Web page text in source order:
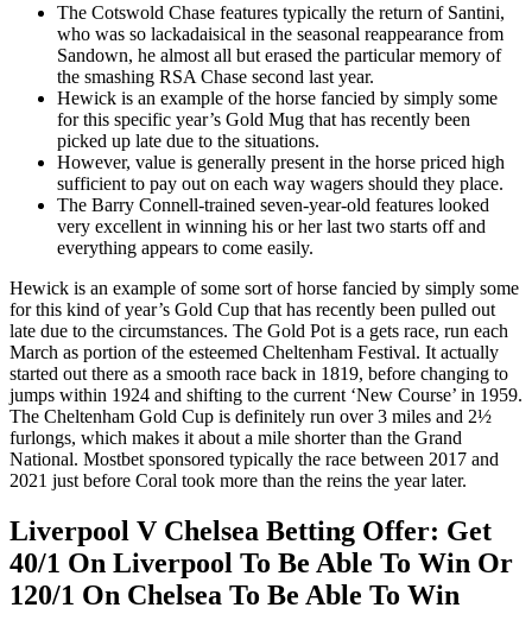
The Cotswold Chase features typically the return of Santini,
who was so lackadaisical in the seasonal reappearance from
Sandown, he almost all but erased the particular memory of
the smashing RSA Chase second last year.
Hewick is an example of the horse fancied by simply some
for this specific year’s Gold Mug that has recently been
picked up late due to the situations.
However, value is generally present in the horse priced high
sufficient to pay out on each way wagers should they place.
The Barry Connell-trained seven-year-old features looked
very excellent in winning his or her last two starts off and
everything appears to come easily.
Hewick is an example of some sort of horse fancied by simply some
for this kind of year’s Gold Cup that has recently been pulled out
late due to the circumstances. The Gold Pot is a gets race, run each
March as portion of the esteemed Cheltenham Festival. It actually
started out there as a smooth race back in 1819, before changing to
jumps within 1924 and shifting to the current ‘New Course’ in 1959.
The Cheltenham Gold Cup is definitely run over 3 miles and 2½
furlongs, which makes it about a mile shorter than the Grand
National. Mostbet sponsored typically the race between 2017 and
2021 just before Coral took more than the reins the year later.
Liverpool V Chelsea Betting Offer: Get
40/1 On Liverpool To Be Able To Win Or
120/1 On Chelsea To Be Able To Win